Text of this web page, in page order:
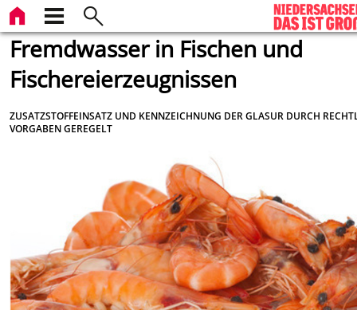
Fremdwasser in Fischen und
Fischereierzeugnissen
ZUSATZSTOFFEINSATZ UND KENNZEICHNUNG DER GLASUR DURCH
VORGABEN GEREGELT